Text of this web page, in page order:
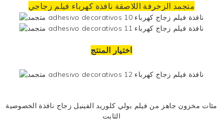
متجمد الزخرفة اللاصقة نافذة كهرباء فيلم زجاجي
اختيار المنتج
مئات مخزون جاهز من فيلم بولي كلوريد الفينيل زجاج نافذة الخصوصية
الثابت